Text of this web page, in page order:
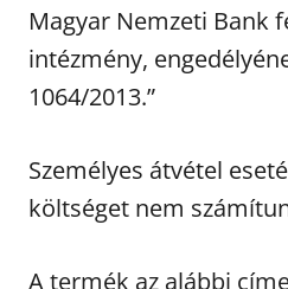
Magyar Nemzeti Bank
intézmény,
1064/2013.”
Személyes átvétel
költséget nem
A termék az alábbi